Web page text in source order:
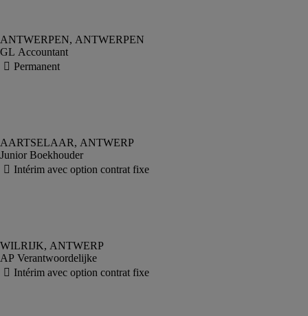
GL Accountant
Junior Boekhouder
AP Verantwoordelijke